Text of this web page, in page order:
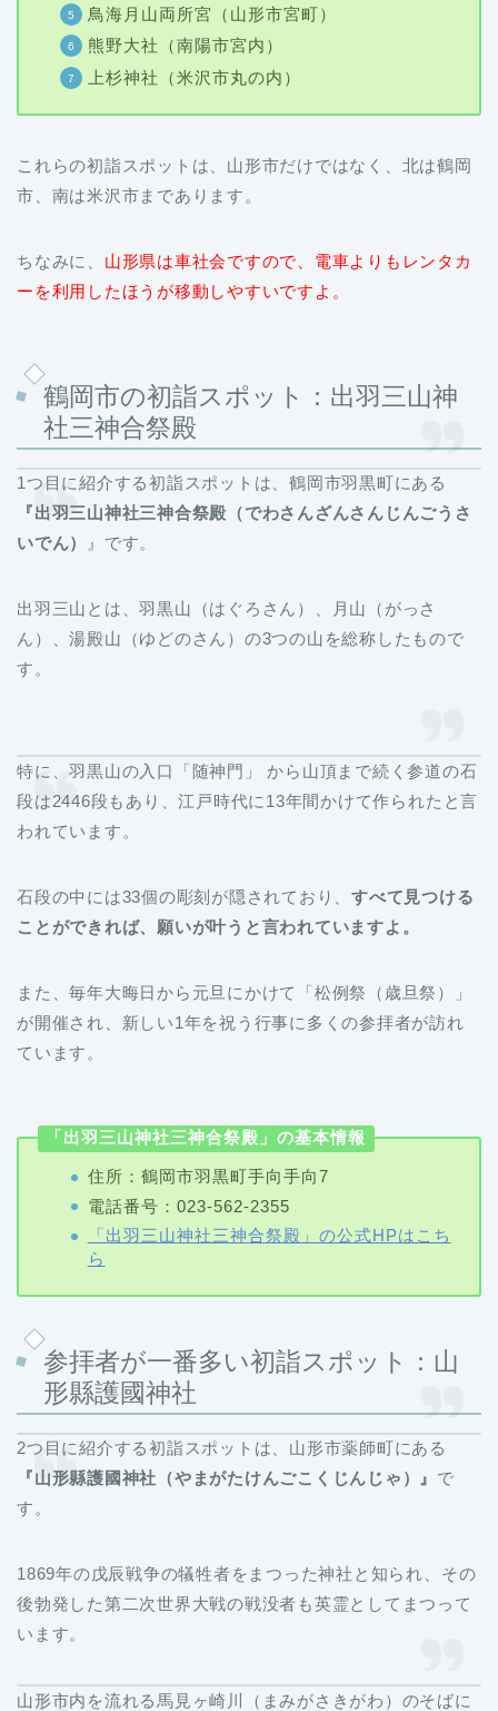
鳥海月山両所宮（山形市宮町）
熊野大社（南陽市宮内）
上杉神社（米沢市丸の内）
これらの初詣スポットは、山形市だけではなく、北は鶴岡
市、南は米沢市まであります。
ちなみに、 山形県は車社会ですので、電車よりもレンタカ
ーを利用したほうが移動しやすいですよ。
鶴岡市の初詣スポット：出羽三山神
社三神合祭殿
1つ目に紹介する初詣スポットは、鶴岡市羽黒町にある
『出羽三山神社三神合祭殿（でわさんざんさんじんごうさ
いでん）
』です。
出羽三山とは、羽黒山（はぐろさん）、月山（がっさ
ん）、湯殿山（ゆどのさん）の3つの山を総称したもので
す。
特に、羽黒山の入口「随神門」 から山頂まで続く参道の石
段は2446段もあり、江戸時代に13年間かけて作られたと言
われています。
石段の中には33個の彫刻が隠されており、すべて見つける
ことができれば、願いが叶うと言われていますよ。
また、毎年大晦日から元旦にかけて「松例祭（歳旦祭）」
が開催され、新しい1年を祝う行事に多くの参拝者が訪れ
ています。
「出羽三山神社三神合祭殿」の基本情報
住所：鶴岡市羽黒町手向手向7
電話番号：023-562-2355
「出羽三山神社三神合祭殿」の公式HPはこち
ら
参拝者が一番多い初詣スポット：山
形縣護國神社
2つ目に紹介する初詣スポットは、山形市薬師町にある
『山形縣護國神社（やまがたけんごこくじんじゃ）』 で
す。
1869年の戊辰戦争の犠牲者をまつった神社と知られ、その
後勃発した第二次世界大戦の戦没者も英霊としてまつって
います。
山形市内を流れる馬見ヶ崎川（まみがさきがわ）のそばに